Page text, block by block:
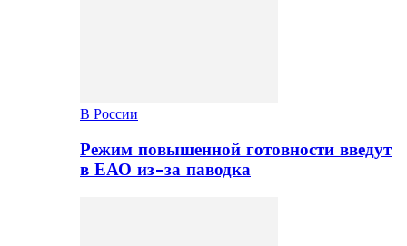
В России
Режим повышенной готовности введут
в ЕАО из-за паводка